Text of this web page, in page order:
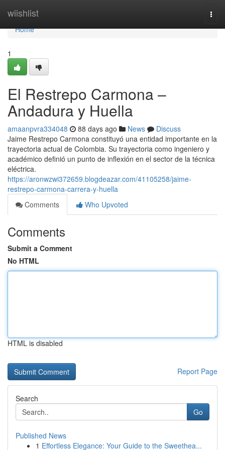
wiishlist
Home
Home
1
El Restrepo Carmona –
Andadura y Huella
amaanpvra334048 88 days ago News
Discuss
Jaime Restrepo Carmona constituyó una entidad importante en la
trayectoria actual de Colombia. Su trayectoria como ingeniero y
académico definió un punto de inflexión en el sector de la técnica
eléctrica.
https://aronwzwi372659.blogdeazar.com/41105258/jaime-
restrepo-carmona-carrera-y-huella
Comments
Who Upvoted
Comments
Submit a Comment
No HTML
HTML is disabled
Report Page
Search
Go
Published News
1 Effortless Elegance: Your Guide to the Sweethea...